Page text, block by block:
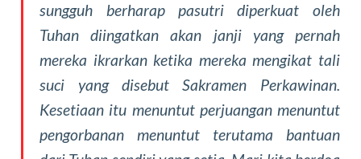
sungguh berharap pasutri diperkuat oleh
Tuhan diingatkan akan janji yang pernah
mereka ikrarkan ketika mereka mengikat tali
suci yang disebut Sakramen Perkawinan.
Kesetiaan itu menuntut perjuangan menuntut
pengorbanan menuntut terutama bantuan